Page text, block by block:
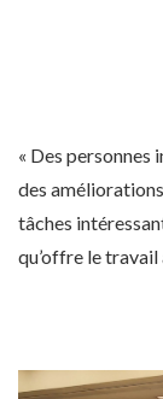
« Des
des
tâches
qu’offre le travail